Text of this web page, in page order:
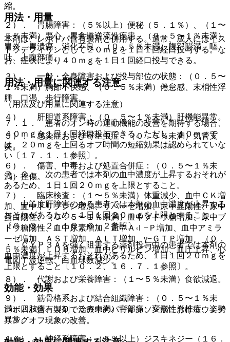
縮。
２）． 胃腸障害：（５％以上）便秘（５．１％）、（１〜
５％未満）悪心、胃食道逆流性疾患、（０．５〜１％未満）
胃炎、胃潰瘍、消化不良、（０．５％未満）腹部膨満、嘔
吐、上腹部痛。
３）． 一般・全身障害および投与部位の状態：（０．５〜
１％未満）胸部不快感、（０．５％未満）倦怠感、末梢性浮
腫、口渇、歩行障害。
４）． 肝胆道系障害：（０．５〜１％未満）肝機能異常。
５）． 感染症および寄生虫症：（０．５％未満）気管支
炎。
６）． 傷害、中毒および処置合併症：（０．５〜１％未
満）挫傷。
７）． 臨床検査：（１〜５％未満）体重減少、血中ＣＫ増
加、血中トリプシン増加、リパーゼ増加、尿中血陽性、尿中
蛋白陽性、（０．５〜１％未満）血中ブドウ糖増加、尿中ブ
ドウ糖陽性、血中尿素増加、血中Ａｌ−Ｐ増加、血中アミラ
ーゼ増加、ＡＳＴ増加、ＡＬＴ増加、γ−ＧＴＰ増加、（０．
５％未満）ＬＤＨ増加、血中ビリルビン増加、血圧上昇、心
電図Ｔ波逆転、白血球数減少。
８）． 代謝および栄養障害：（１〜５％未満）食欲減退。
９）． 筋骨格系および結合組織障害：（０．５〜１％未
満）四肢痛、（０．５％未満）背部痛、変形性脊椎症、姿勢
異常。
１０）． 神経系障害：（５％以上）ジスキネジー（１６．
用法・用量
本剤は、レボドパ含有製剤と併用する。通常、成人にはイス
トラデフィリンとして２０ｍｇを１日１回経口投与する。な
お、症状により４０ｍｇを１日１回経口投与できる。
用法・用量に関連する注意
（用法及び用量に関連する注意）
７．１． 患者のオン時の運動機能の改善を期待する場合、
４０ｍｇを１日１回経口投与できる。ただし、４０ｍｇで
は、２０ｍｇを上回るオフ時間の短縮効果は認められていな
い〔１７．１．１参照〕。
７．２． 次の患者では本剤の血中濃度が上昇するおそれが
あるため、１日１回２０ｍｇを上限とすること。
・ 中等度肝障害のある患者では本剤の血中濃度が上昇する
おそれがあるため、１日１回２０ｍｇを上限とすること
〔９．３．２、１６．６．２参照〕。
・ ＣＹＰ３Ａを強く阻害する薬剤投与中の患者では本剤の
血中濃度が上昇するおそれがあるため、１日１回２０ｍｇを
上限とすること〔１０．２、１６．７．１参照〕。
効能・効果
レボドパ含有製剤で治療中のパーキンソン病におけるウェア
リングオフ現象の改善。